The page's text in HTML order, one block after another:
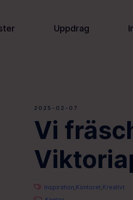
Uppdrag
2025-02-07
Vi
Inspiration Kontoret Kreativt